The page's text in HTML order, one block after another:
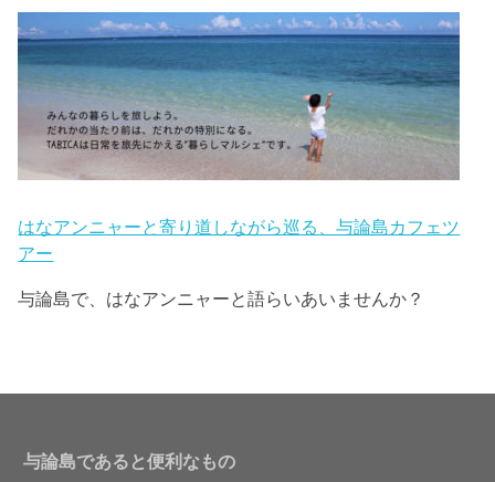
はなアンニャーと寄り道しながら巡る、与論島カフェツ
アー
与論島で、はなアンニャーと語らいあいませんか？
与論島であると便利なもの